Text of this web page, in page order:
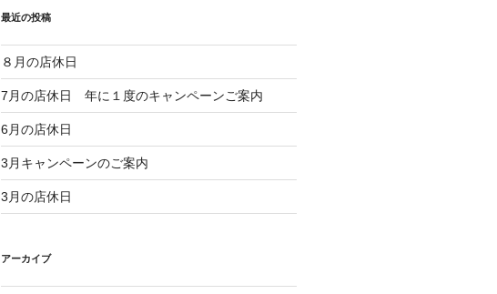
最近の投稿
８月の店休日
7月の店休日 年に１度のキャンペーンご案内
6月の店休日
3月キャンペーンのご案内
3月の店休日
アーカイブ